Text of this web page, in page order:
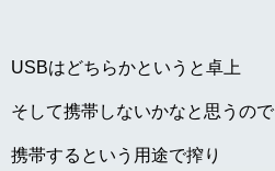
USBはどちらかというと卓上
そして携帯しないかなと思うので
携帯するという用途で搾り